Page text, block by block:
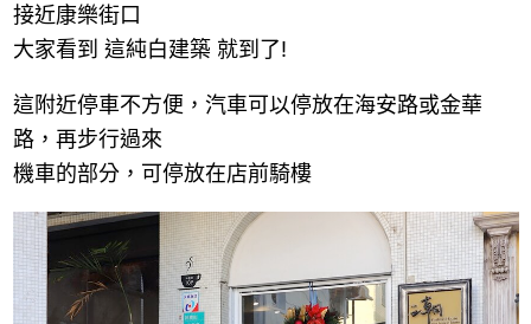
接近康樂街口
大家看到 這純白建築 就到了!
這附近停車不方便，汽車可以停放在海安路或金華
路，再步行過來
機車的部分，可停放在店前騎樓